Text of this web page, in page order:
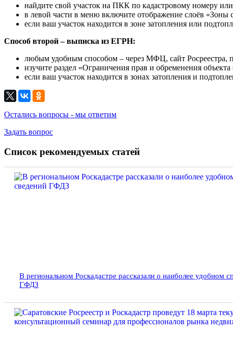
найдите свой участок на ПКК по кадастровому номеру или
в левой части в меню включите отображение слоёв
если ваш участок находится в зоне затопления или
Способ второй – выписка из ЕГРН:
любым удобным способом – через МФЦ, сайт Росреестра,
изучите раздел «Ограничения прав и обременения
если ваш участок находится в зонах затопления и
Остались вопросы - мы ответим
Задать вопрос
Список рекомендуемых статей
В региональном Роскадастре рассказали о наиболее удобном
ГФДЗ